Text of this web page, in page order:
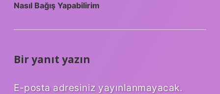
Nasıl Bağış Yapabilirim
Bir yanıt yazın
E-posta adresiniz yayınlanmayacak.